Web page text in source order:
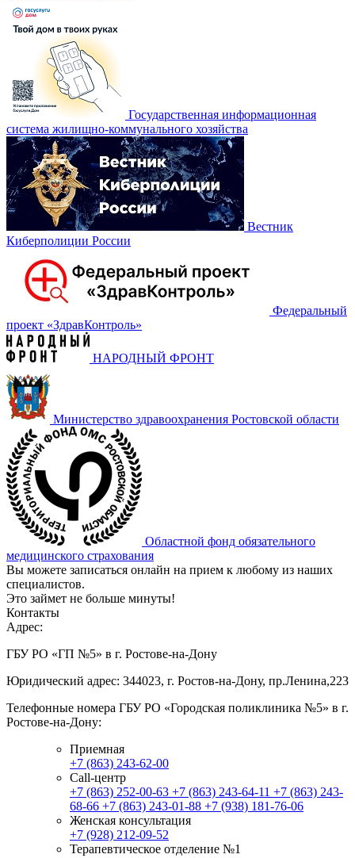
Государственная информационная
система жилищно-коммунального хозяйства
Вестник
Киберполиции России
Федеральный
проект «‎ЗдравКонтроль»
НАРОДНЫЙ ФРОНТ
Министерство здравоохранения Ростовской области
Областной фонд обязательного
медицинского страхования
Вы можете записаться онлайн на прием к любому из наших
специалистов.
Это займет не больше минуты!
Контакты
Адрес:
ГБУ РО «ГП №5» в г. Ростове-на-Дону
Юридический адрес: 344023, г. Ростов-на-Дону, пр.Ленина,223
Телефонные номера ГБУ РО «Городская поликлиника №5» в г.
Ростове-на-Дону:
Приемная
+7 (863) 243-62-00
Call-центр
+7 (863) 252-00-63 +7 (863) 243-64-11 +7 (863) 243-
68-66 +7 (863) 243-01-88 +7 (938) 181-76-06
Женская консультация
+7 (928) 212-09-52
Терапевтическое отделение №1